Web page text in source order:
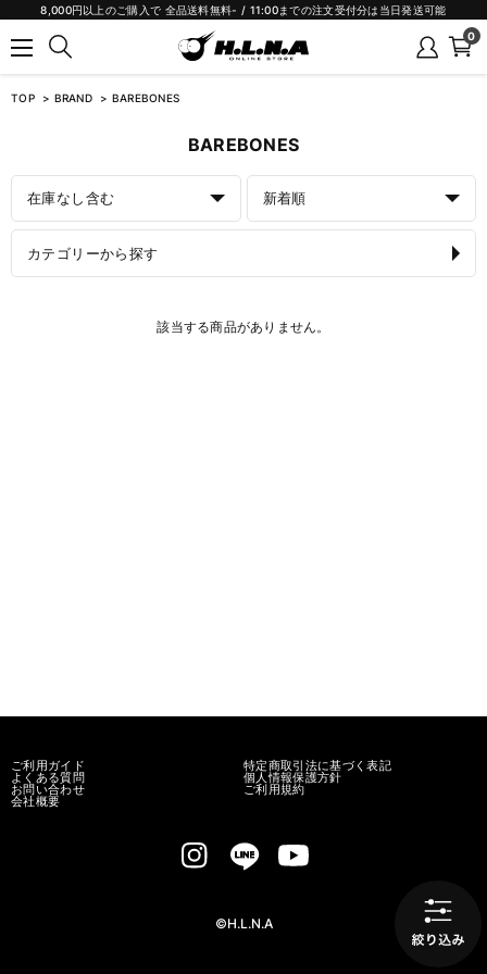
8,000円以上のご購入で 全品送料無料- / 11:00までの注文受付分は当日発送可能
0
TOP BRAND BAREBONES
BAREBONES
在庫なし含む 新着順
カテゴリーから探す
該当する商品がありません。
ご利用ガイド
よくある質問
お問い合わせ
会社概要
特定商取引法に基づく表記
個人情報保護方針
ご利用規約
©H.L.N.A